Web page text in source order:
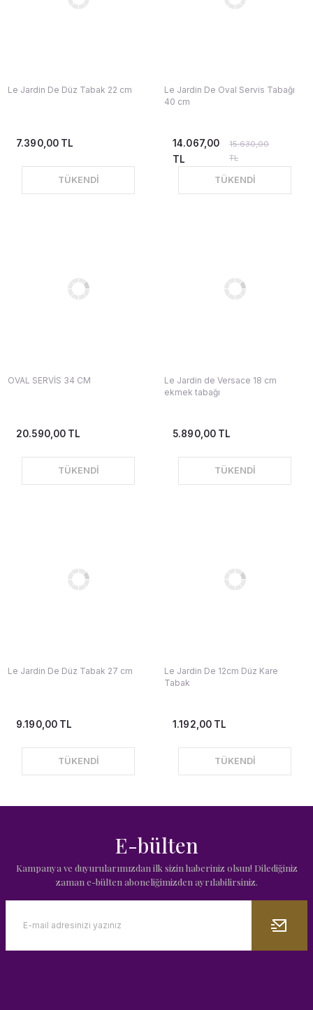
Le Jardin De Düz Tabak 22 cm
7.390,00 TL
TÜKENDİ
Le Jardin De Oval Servis Tabağı
40 cm
15.630,00
TL
14.067,00
TL
TÜKENDİ
OVAL SERVİS 34 CM
20.590,00 TL
TÜKENDİ
Le Jardin de Versace 18 cm
ekmek tabağı
5.890,00 TL
TÜKENDİ
Le Jardin De Düz Tabak 27 cm
9.190,00 TL
TÜKENDİ
Le Jardin De 12cm Düz Kare
Tabak
1.192,00 TL
TÜKENDİ
E-bülten
Kampanya ve duyurularımızdan ilk sizin haberiniz olsun! Dilediğiniz
zaman e-bülten aboneliğimizden ayrılabilirsiniz.